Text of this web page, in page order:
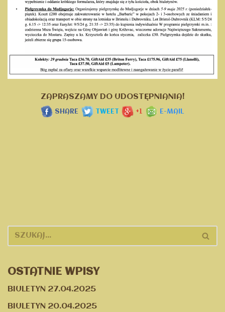
ZAPRASZAMY DO UDOSTĘPNIANIA!
SHARE TWEET +1 E-MAIL
OSTATNIE WPISY
BIULETYN 27.04.2025
BIULETYN 20.04.2025